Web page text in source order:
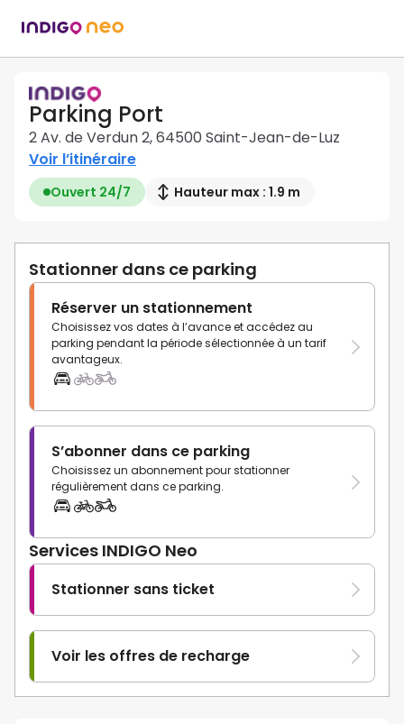
Parking Port
2 Av. de Verdun 2, 64500 Saint-Jean-de-Luz
Voir l’itinéraire
Ouvert 24/7 Hauteur max : 1.9 m
Stationner dans ce parking
Réserver un stationnement
Choisissez vos dates à l’avance et accédez au
parking pendant la période sélectionnée à un tarif
avantageux.
S’abonner dans ce parking
Choisissez un abonnement pour stationner
régulièrement dans ce parking.
Services INDIGO Neo
Stationner sans ticket
Voir les offres de recharge